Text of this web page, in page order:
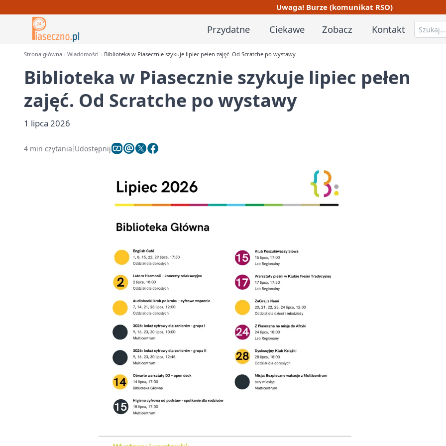
Uwaga! Burze (komunikat RSO)
Przydatne Ciekawe Zobacz Kontakt
Strona główna Wiadomości Biblioteka w Piasecznie szykuje lipiec pełen zajęć. Od Scratche po wystawy
Biblioteka w Piasecznie szykuje lipiec pełen
zajęć. Od Scratche po wystawy
1 lipca 2026
4 min czytania Udostępnij